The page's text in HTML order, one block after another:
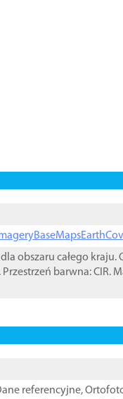
obszaru całego kraju.
barwna: CIR.
referencyjne,